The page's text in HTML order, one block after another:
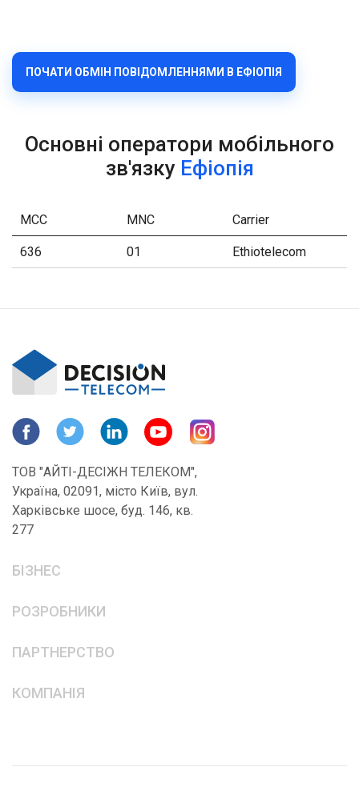
ПОЧАТИ ОБМІН ПОВІДОМЛЕННЯМИ В ЕФІОПІЯ
Основні оператори мобільного
зв'язку Ефіопія
MCC MNC Carrier
636 01 Ethiotelecom
ТОВ "АЙТІ-ДЕСІЖН ТЕЛЕКОМ",
Україна, 02091, місто Київ, вул.
Харківське шосе, буд. 146, кв.
277
БІЗНЕС
РОЗРОБНИКИ
ПАРТНЕРСТВО
КОМПАНІЯ